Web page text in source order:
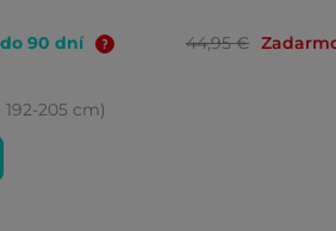
90 dní 44,95 €
192-205 cm)